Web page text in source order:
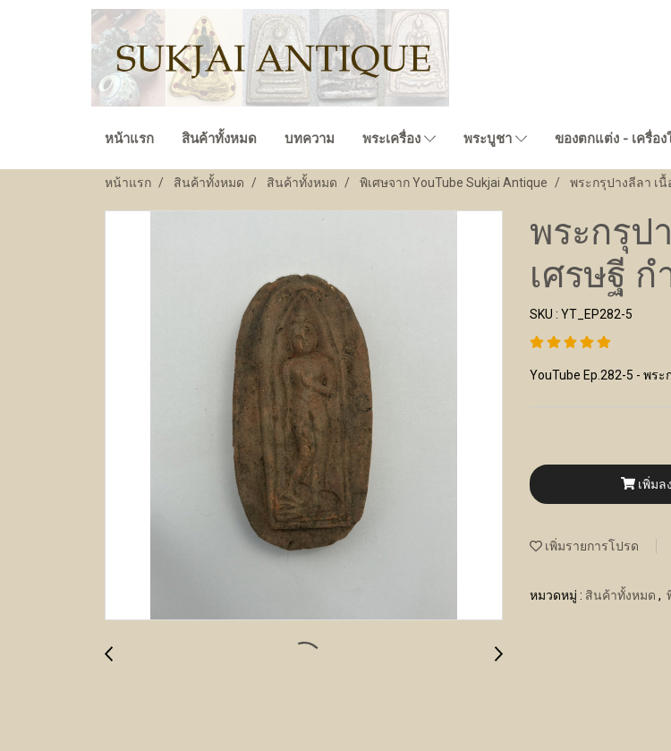
หน้าแรก สินค้าทั้งหมด บทความ พระเครื่อง พระบูชา ของตกแต่ง - เครื่อ
หน้าแรก สินค้าทั้งหมด สินค้าทั้งหมด พิเศษจาก YouTube Sukjai Antique พระกรุปางลีลา เนื้
พระกรุป
เศรษฐี
SKU : YT_EP282-5
YouTube Ep.282-5 - พร
เพิ่มล
เพิ่มรายการโปรด
หมวดหมู่ : สินค้าทั้งหมด ,